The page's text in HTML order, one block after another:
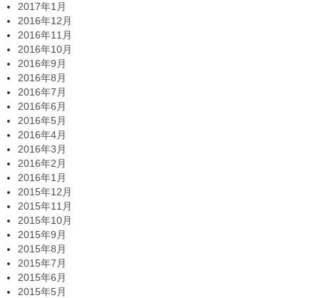
2017年1月
2016年12月
2016年11月
2016年10月
2016年9月
2016年8月
2016年7月
2016年6月
2016年5月
2016年4月
2016年3月
2016年2月
2016年1月
2015年12月
2015年11月
2015年10月
2015年9月
2015年8月
2015年7月
2015年6月
2015年5月